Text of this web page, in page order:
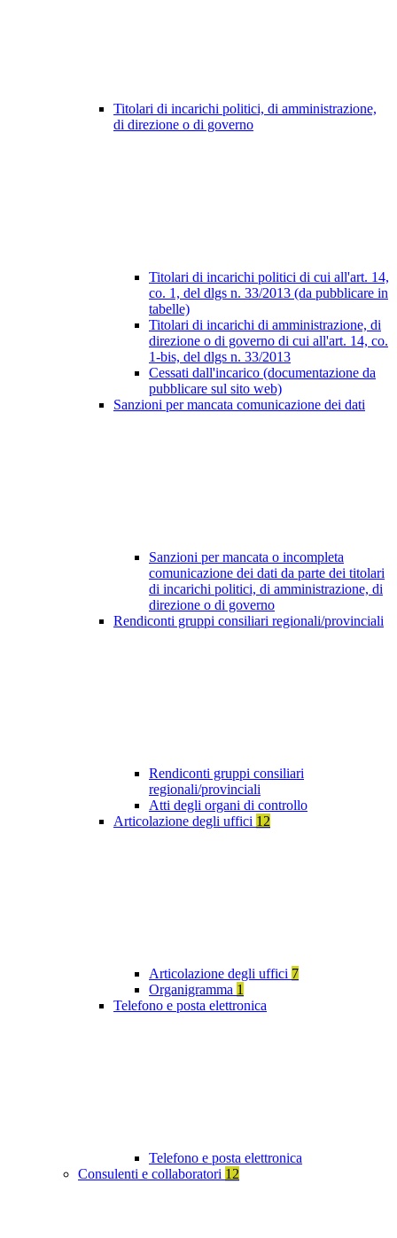
Titolari di incarichi politici, di amministrazione,
di direzione o di governo
Titolari di incarichi politici di cui all'art. 14,
co. 1, del dlgs n. 33/2013 (da pubblicare in
tabelle)
Titolari di incarichi di amministrazione, di
direzione o di governo di cui all'art. 14, co.
1-bis, del dlgs n. 33/2013
Cessati dall'incarico (documentazione da
pubblicare sul sito web)
Sanzioni per mancata comunicazione dei dati
Sanzioni per mancata o incompleta
comunicazione dei dati da parte dei titolari
di incarichi politici, di amministrazione, di
direzione o di governo
Rendiconti gruppi consiliari regionali/provinciali
Rendiconti gruppi consiliari
regionali/provinciali
Atti degli organi di controllo
Articolazione degli uffici 12
Articolazione degli uffici 7
Organigramma 1
Telefono e posta elettronica
Telefono e posta elettronica
Consulenti e collaboratori 12